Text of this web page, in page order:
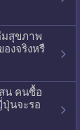
มสุขภาพ
งจริงหรื
น คนซื้อ
นจะรอ